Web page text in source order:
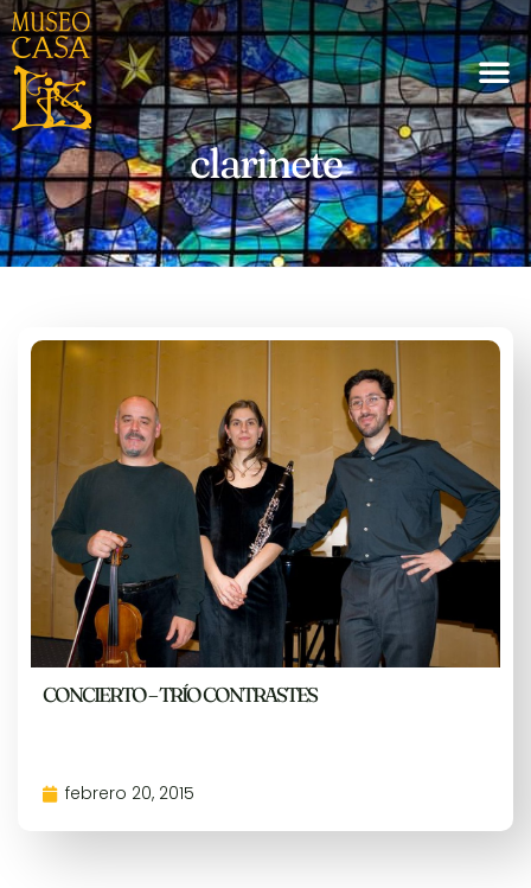
clarinete
CONCIERTO – TRÍO CONTRASTES
febrero 20, 2015